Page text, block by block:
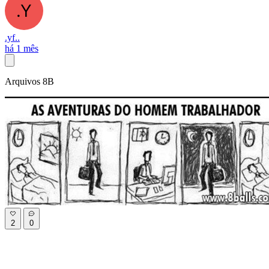
.yf..
há 1 mês
Arquivos 8B
2 0